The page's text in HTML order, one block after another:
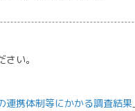
い。
連携体制等にかかる調査結果